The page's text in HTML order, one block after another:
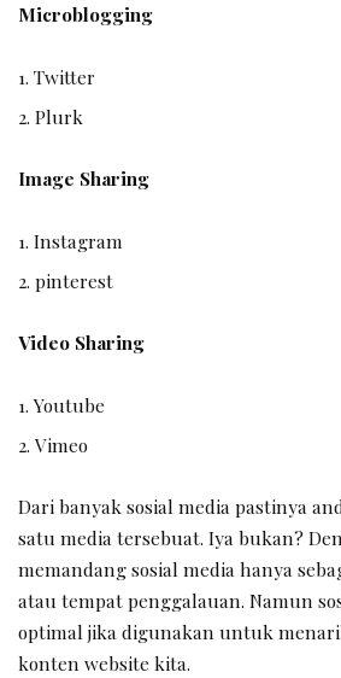
Microblogging
Twitter
Plurk
Image Sharing
Instagram
pinterest
Video Sharing
Youtube
Vimeo
Dari banyak sosial media pastinya
satu media tersebuat. Iya bukan?
memandang sosial media hanya
atau tempat penggalauan. Namun
optimal jika digunakan untuk
konten website kita.